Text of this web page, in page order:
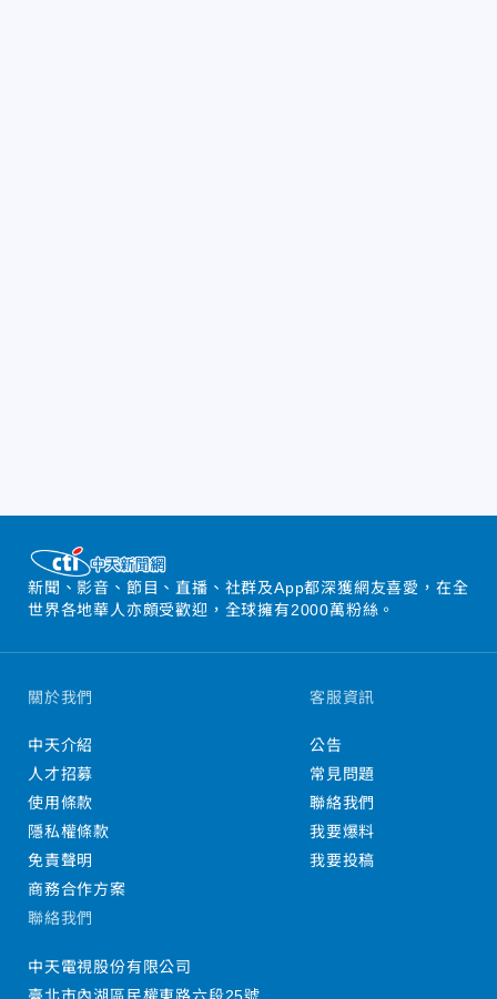
新聞、影音、節目、直播、社群及App都深獲網友喜愛，在全
世界各地華人亦頗受歡迎，全球擁有2000萬粉絲。
關於我們
中天介紹
人才招募
使用條款
隱私權條款
免責聲明
商務合作方案
客服資訊
公告
常見問題
聯絡我們
我要爆料
我要投稿
聯絡我們
中天電視股份有限公司
臺北市內湖區民權東路六段25號